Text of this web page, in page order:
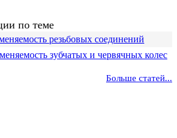
по теме
резьбовых соединений
зубчатых и червячных колес
Больше статей...